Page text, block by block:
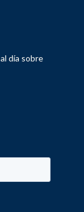
día sobre